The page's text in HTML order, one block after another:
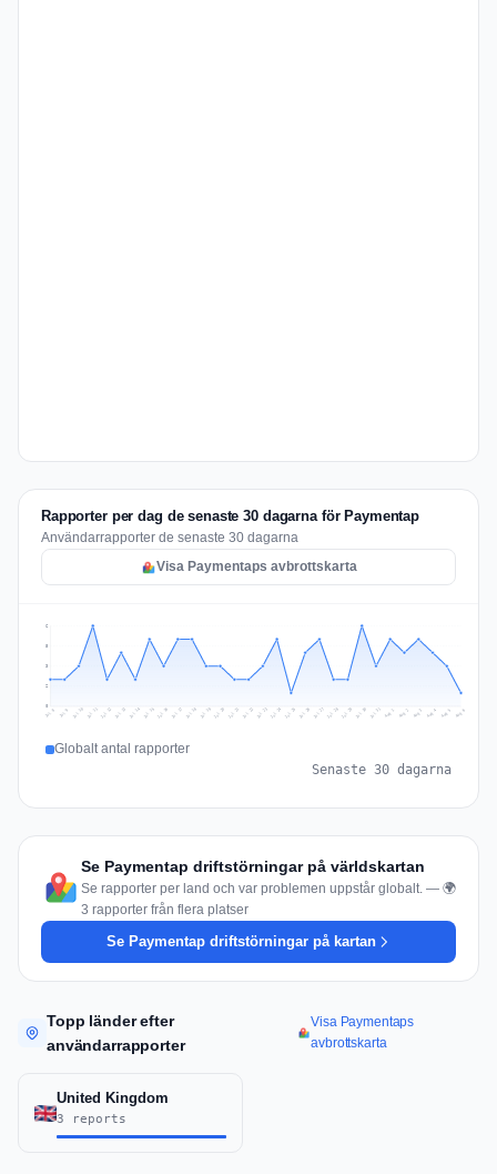
Rapporter per dag de senaste 30 dagarna för Paymentap
Användarrapporter de senaste 30 dagarna
Visa Paymentaps avbrottskarta
2
3
5
6
Jul 8 Jul 9 Jul 10 Jul 11 Jul 12 Jul 13 Jul 14 Jul 15 Jul 16 Jul 17 Jul 18 Jul 19 Jul 20 Jul 21 Jul 22 Jul 23 Jul 24 Jul 25 Jul 26 Jul 27 Jul 28 Jul 29 Jul 30 Jul 31 Aug 1 Aug 2 Aug 3 Aug 4 Aug 5 Aug 6
Globalt antal rapporter
Senaste 30 dagarna
Se Paymentap driftstörningar på världskartan
Se rapporter per land och var problemen uppstår globalt. — 🌍
3 rapporter från flera platser
Se Paymentap driftstörningar på kartan
Topp länder efter
användarrapporter
Visa Paymentaps
avbrottskarta
United Kingdom
3 reports